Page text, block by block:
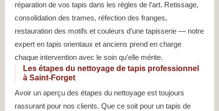
réparation de vos tapis dans les règles de l’art. Retissage,
consolidation des trames, réfection des franges,
restauration des motifs et couleurs d’une tapisserie — notre
expert en tapis orientaux et anciens prend en charge
chaque intervention avec le soin qu’elle mérite.
Les étapes du nettoyage de tapis professionnel
à Saint-Forget
Avoir un aperçu des étapes du nettoyage est toujours
rassurant pour nos clients. Que ce soit pour un tapis de